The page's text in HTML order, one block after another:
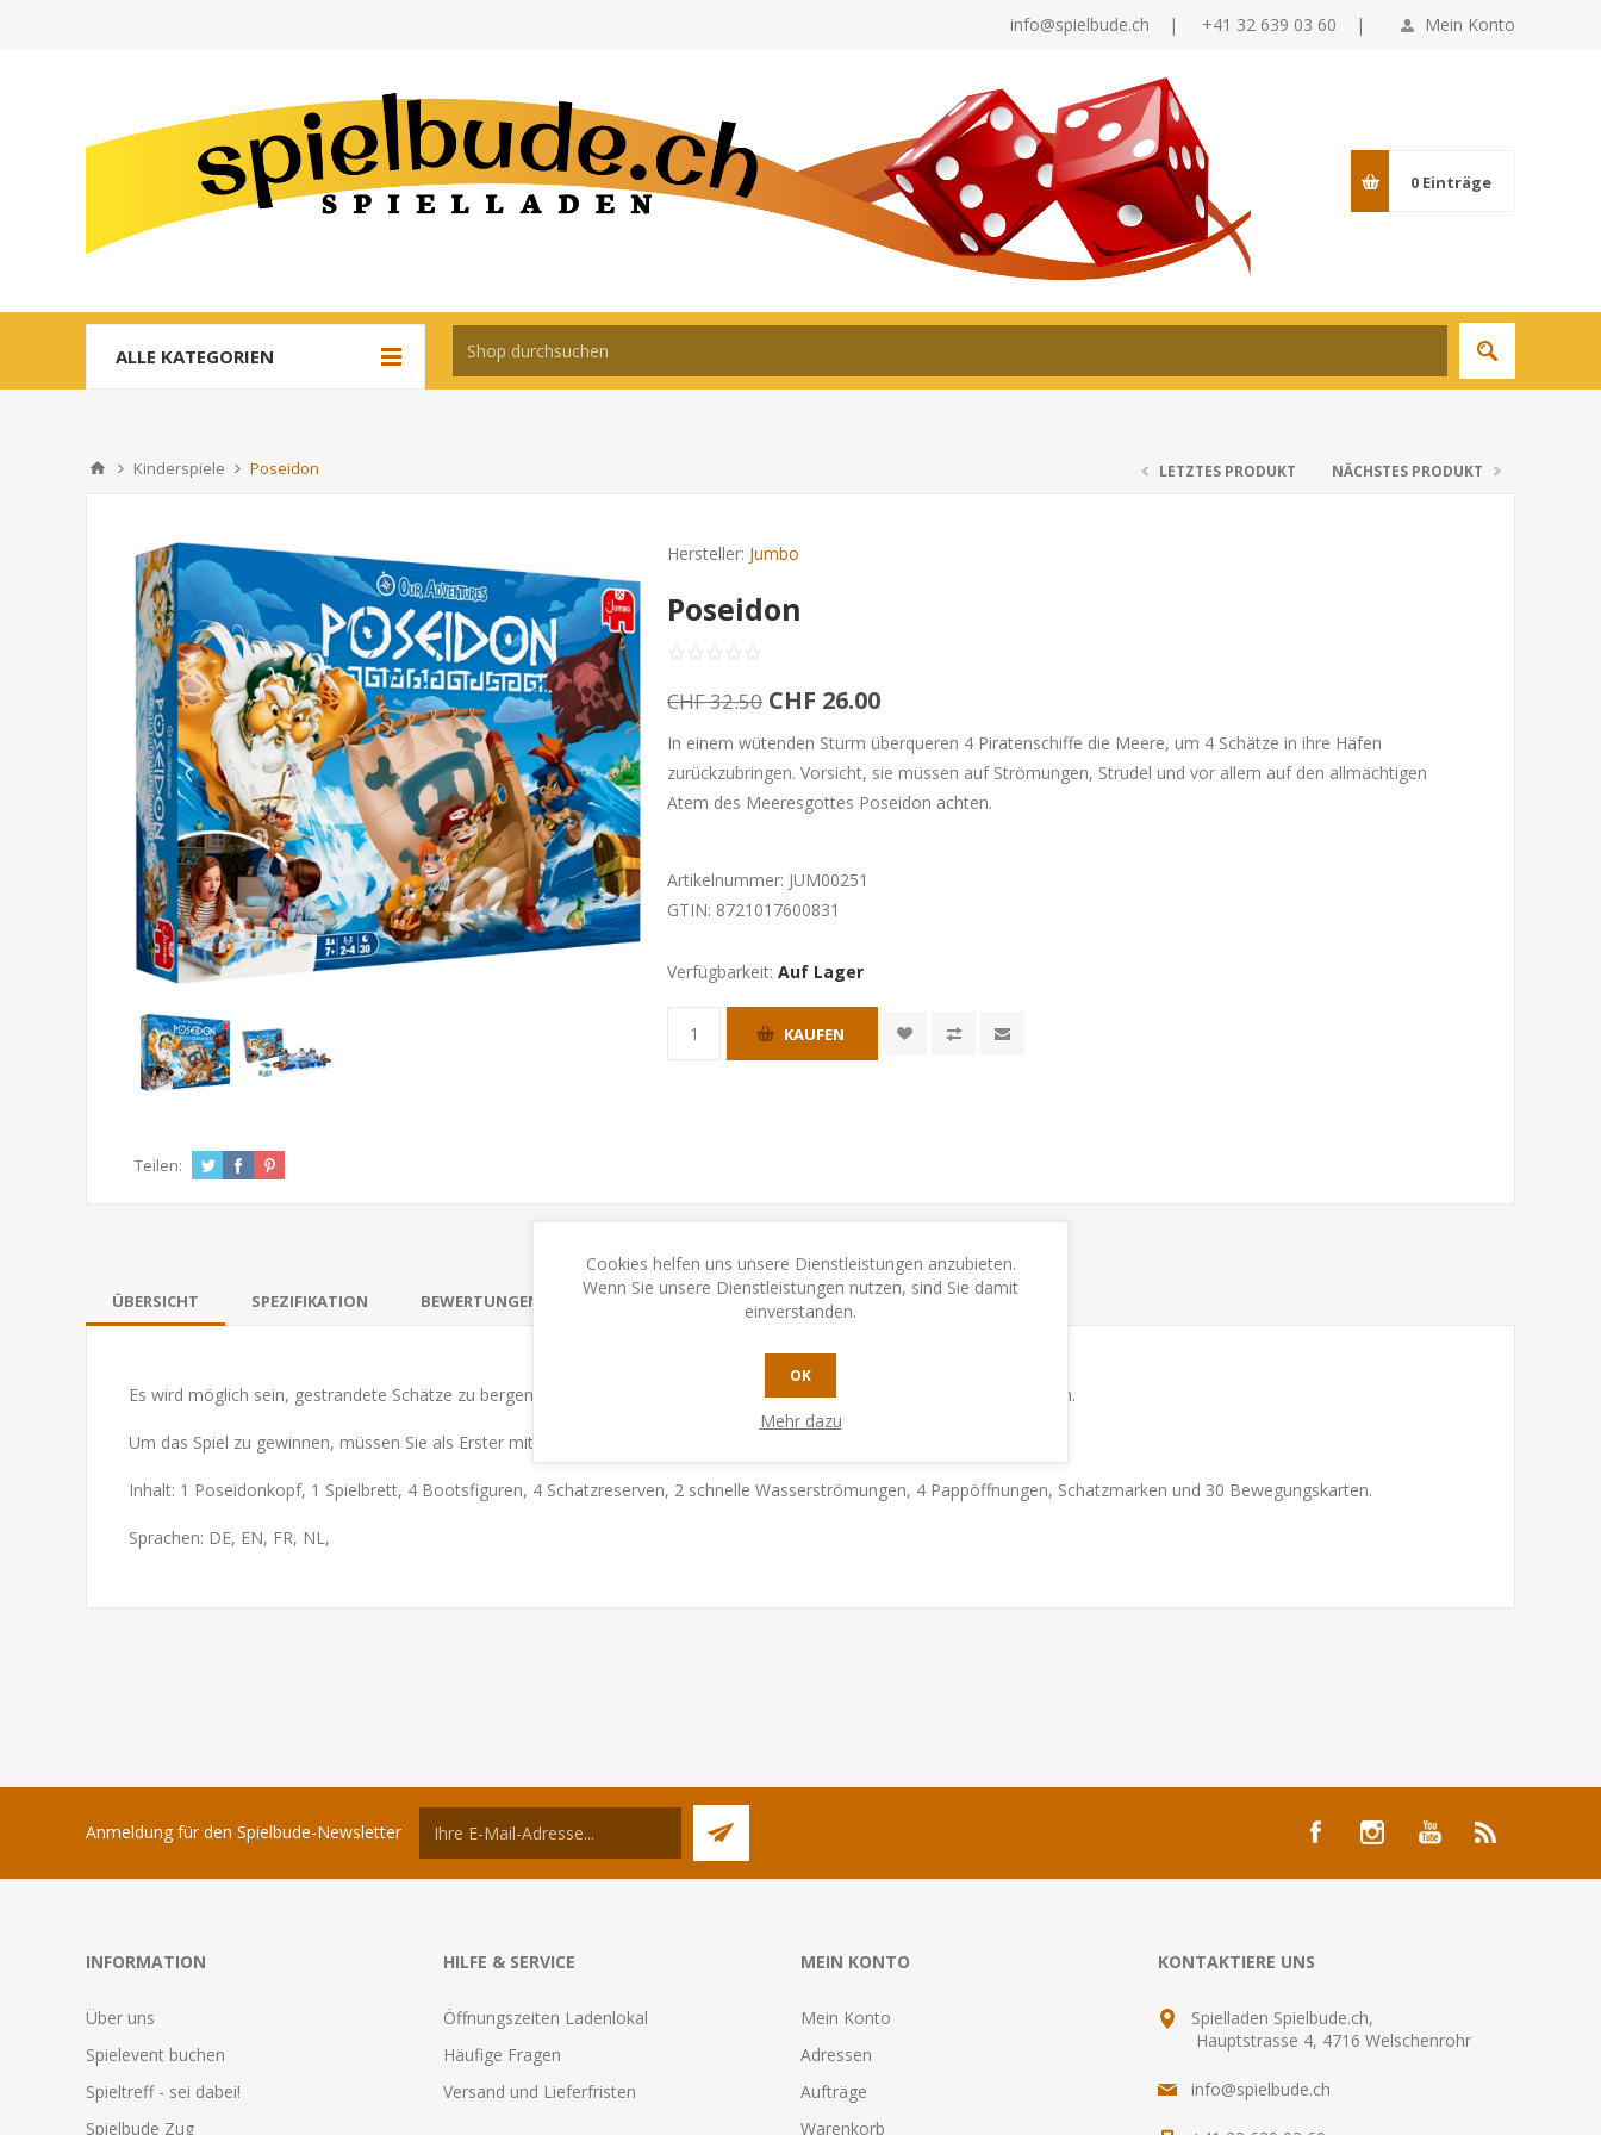
Mein Konto
info@spielbude.ch | +41 32 639 03 60 |
0 Einträge
ALLE KATEGORIEN
Kinderspiele Poseidon LETZTES PRODUKT NÄCHSTES PRODUKT
Hersteller: Jumbo
Poseidon
CHF 32.50 CHF 26.00
In einem wütenden Sturm überqueren 4 Piratenschiffe die Meere, um 4 Schätze in ihre Häfen
zurückzubringen. Vorsicht, sie müssen auf Strömungen, Strudel und vor allem auf den allmächtigen
Atem des Meeresgottes Poseidon achten.
Artikelnummer: JUM00251
GTIN: 8721017600831
Verfügbarkeit: Auf Lager
KAUFEN
Teilen:
ÜBERSICHT SPEZIFIKATION BEWERTUNGEN KONTAKTIEREN SIE UNS
Es wird möglich sein, gestrandete Schätze zu bergen oder mit anderen Spielern zu handeln, um alle Schätze zurückzuholen.
Um das Spiel zu gewinnen, müssen Sie als Erster mit den 4 einzigartigen Poseidon-Schätzen in den Hafen zurückkehren.
Inhalt: 1 Poseidonkopf, 1 Spielbrett, 4 Bootsfiguren, 4 Schatzreserven, 2 schnelle Wasserströmungen, 4 Pappöffnungen, Schatzmarken und 30 Bewegungskarten.
Sprachen: DE, EN, FR, NL,
Anmeldung für den Spielbude-Newsletter
INFORMATION
Über uns
Spielevent buchen
Spieltreff - sei dabei!
Spielbude Zug
HILFE & SERVICE
Öffnungszeiten Ladenlokal
Häufige Fragen
Versand und Lieferfristen
MEIN KONTO
Mein Konto
Adressen
Aufträge
Warenkorb
KONTAKTIERE UNS
Spielladen Spielbude.ch,
Hauptstrasse 4, 4716 Welschenrohr
info@spielbude.ch
Cookies helfen uns unsere Dienstleistungen anzubieten.
Wenn Sie unsere Dienstleistungen nutzen, sind Sie damit
einverstanden.
OK
Mehr dazu